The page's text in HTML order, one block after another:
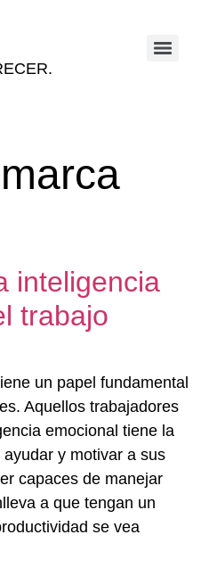
marca
inteligencia
trabajo
un papel fundamental
Aquellos trabajadores
emocional tiene la
y motivar a sus
capaces de manejar
a que tengan un
se vea